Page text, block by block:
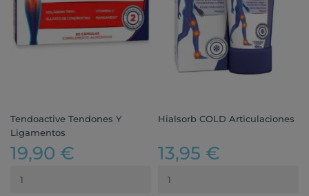
Tendoactive Tendones Y
Ligamentos
19,90 €
Hialsorb COLD Articulaciones
13,95 €